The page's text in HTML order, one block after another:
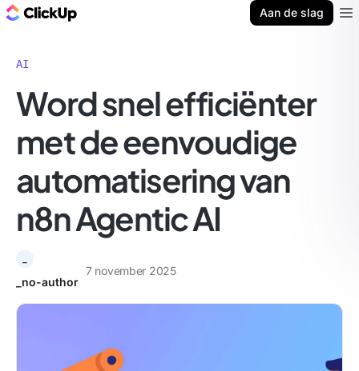
Aan de slag
AI
Word snel efficiënter
met de eenvoudige
automatisering van
n8n Agentic AI
_no-author
7 november 2025